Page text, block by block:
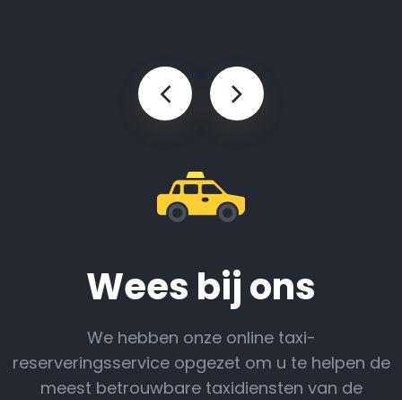
Wees bij ons
We hebben onze online taxi-
reserveringsservice opgezet om u te helpen de
meest betrouwbare taxidiensten van de